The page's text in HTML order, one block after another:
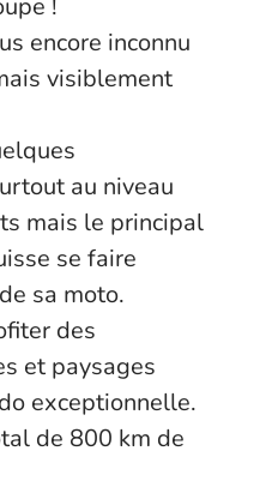
!
encore inconnu
visiblement
au niveau
mais le principal
se faire
sa moto.
des
et paysages
exceptionnelle.
de 800 km de